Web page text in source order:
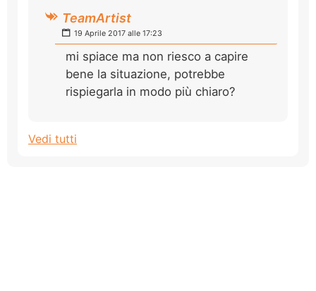
TeamArtist
19 Aprile 2017 alle 17:23
mi spiace ma non riesco a capire
bene la situazione, potrebbe
rispiegarla in modo più chiaro?
Vedi tutti